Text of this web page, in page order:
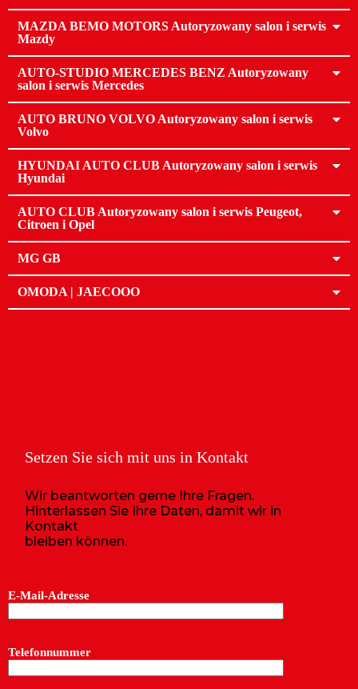
MAZDA BEMO MOTORS Autoryzowany salon i serwis
Mazdy
AUTO-STUDIO MERCEDES BENZ Autoryzowany
salon i serwis Mercedes
AUTO BRUNO VOLVO Autoryzowany salon i serwis
Volvo
HYUNDAI AUTO CLUB Autoryzowany salon i serwis
Hyundai
AUTO CLUB Autoryzowany salon i serwis Peugeot,
Citroen i Opel
MG GB
OMODA | JAECOOO
Setzen Sie sich mit uns in Kontakt
Wir beantworten gerne Ihre Fragen.
Hinterlassen Sie Ihre Daten, damit wir in
Kontakt
bleiben können.
E-Mail-Adresse
Telefonnummer